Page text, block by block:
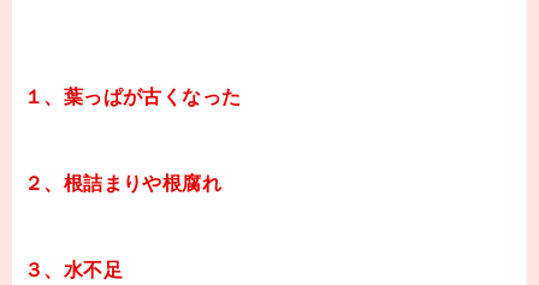
１、葉っぱが古くなった
２、根詰まりや根腐れ
３、水不足